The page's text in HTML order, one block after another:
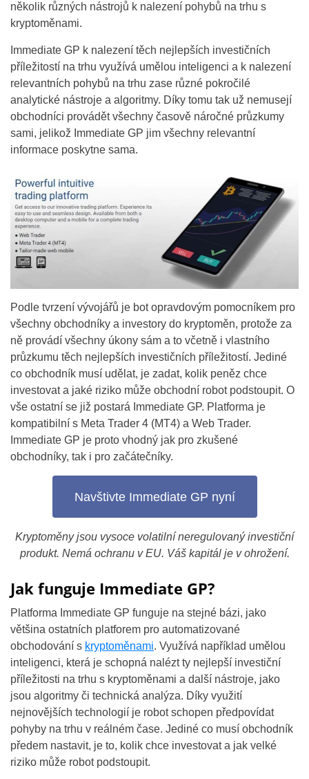
několik různých nástrojů k nalezení pohybů na trhu s
kryptoměnami.
Immediate GP k nalezení těch nejlepších investičních
příležitostí na trhu využívá umělou inteligenci a k nalezení
relevantních pohybů na trhu zase různé pokročilé
analytické nástroje a algoritmy. Díky tomu tak už nemusejí
obchodníci provádět všechny časově náročné průzkumy
sami, jelikož Immediate GP jim všechny relevantní
informace poskytne sama.
Podle tvrzení vývojářů je bot opravdovým pomocníkem pro
všechny obchodníky a investory do kryptoměn, protože za
ně provádí všechny úkony sám a to včetně i vlastního
průzkumu těch nejlepších investičních příležitostí. Jediné
co obchodník musí udělat, je zadat, kolik peněz chce
investovat a jaké riziko může obchodní robot podstoupit. O
vše ostatní se již postará Immediate GP. Platforma je
kompatibilní s Meta Trader 4 (MT4) a Web Trader.
Immediate GP je proto vhodný jak pro zkušené
obchodníky, tak i pro začátečníky.
Navštivte Immediate GP nyní
Kryptoměny jsou vysoce volatilní neregulovaný investiční
produkt. Nemá ochranu v EU. Váš kapitál je v ohrožení.
Jak funguje Immediate GP?
Platforma Immediate GP funguje na stejné bázi, jako
většina ostatních platforem pro automatizované
obchodování s kryptoměnami. Využívá například umělou
inteligenci, která je schopná nalézt ty nejlepší investiční
příležitosti na trhu s kryptoměnami a další nástroje, jako
jsou algoritmy či technická analýza. Díky využití
nejnovějších technologií je robot schopen předpovídat
pohyby na trhu v reálném čase. Jediné co musí obchodník
předem nastavit, je to, kolik chce investovat a jak velké
riziko může robot podstoupit.